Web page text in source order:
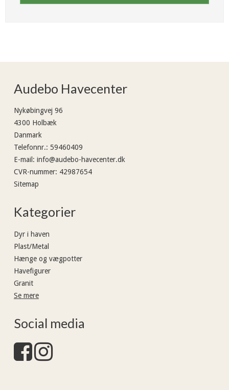
Audebo Havecenter
Nykøbingvej 96
4300 Holbæk
Danmark
Telefonnr.: 59460409
E-mail : info@audebo-havecenter.dk
CVR-nummer: 42987654
Sitemap
Kategorier
Dyr i haven
Plast/Metal
Hænge og vægpotter
Havefigurer
Granit
Se mere
Social media